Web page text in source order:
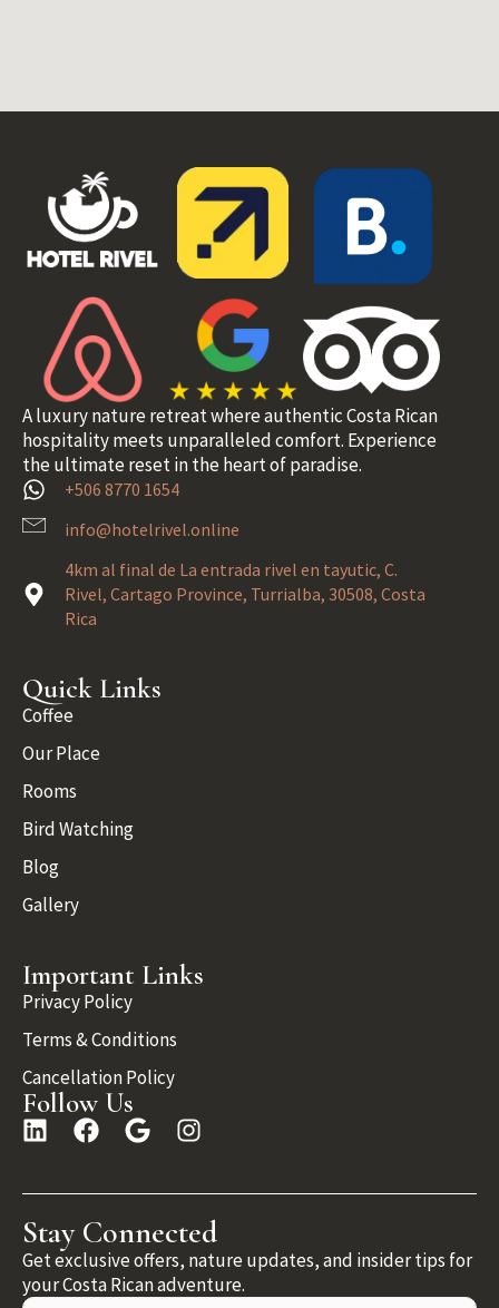
A luxury nature retreat where authentic Costa Rican
hospitality meets unparalleled comfort. Experience
the ultimate reset in the heart of paradise.
+506 8770 1654
info@hotelrivel.online
4km al final de La entrada rivel en tayutic, C.
Rivel, Cartago Province, Turrialba, 30508, Costa
Rica
Quick Links
Coffee
Our Place
Rooms
Bird Watching
Blog
Gallery
Important Links
Privacy Policy
Terms & Conditions
Cancellation Policy
Follow Us
Stay Connected
Get exclusive offers, nature updates, and insider tips for
your Costa Rican adventure.